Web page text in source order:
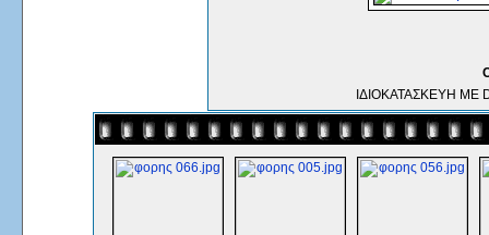
ΙΔΙΟΚΑΤΑΣΚΕΥΗ ΜΕ